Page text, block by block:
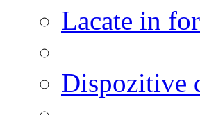
Lacate in
Dispozitive